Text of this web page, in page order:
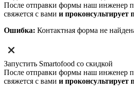
После отправки формы наш инженер
свяжется с вами и проконсультирует
Ошибка: Контактная форма не
Запустить Smartofood со скидкой
После отправки формы наш инженер
свяжется с вами и проконсультирует